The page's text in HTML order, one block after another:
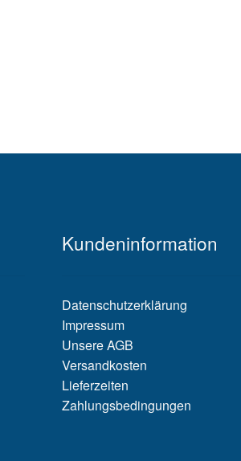
Kundeninformation
Datenschutzerklärung
Impressum
Unsere AGB
Versandkosten
Lieferzeiten
Zahlungsbedingungen